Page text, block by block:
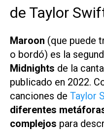
de Taylor
Maroon (que puede
o bordó) es la
Midnights de la
publicado en 2022.
canciones de Taylor
diferentes
complejos para